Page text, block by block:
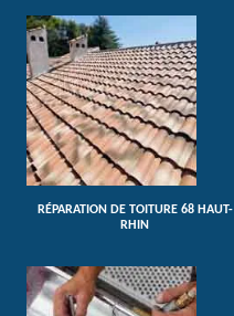
RÉPARATION DE TOITURE 68 HAUT-
RHIN